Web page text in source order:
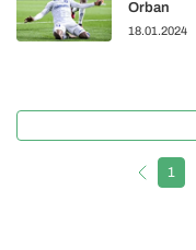
Orban
18.01.2024
1